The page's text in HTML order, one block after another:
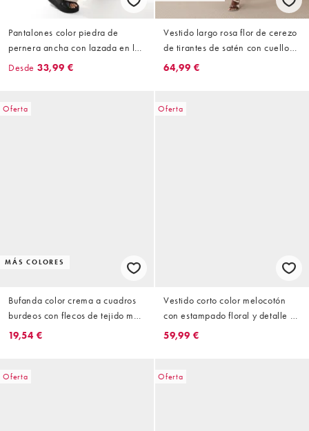
Pantalones color piedra de
pernera ancha con lazada en la
cintura de tacto efecto lino de
Desde 33,99 €
Vestido largo rosa flor de cerezo
de tirantes de satén con cuello
desbocado e inserto de encaje
64,99 €
Oferta
MÁS COLORES
Bufanda color crema a cuadros
burdeos con flecos de tejido muy
suave de VILA
19,54 €
Oferta
Vestido corto color melocotón
con estampado floral y detalle de
volantes de encaje enrejado de
59,99 €
Oferta Oferta